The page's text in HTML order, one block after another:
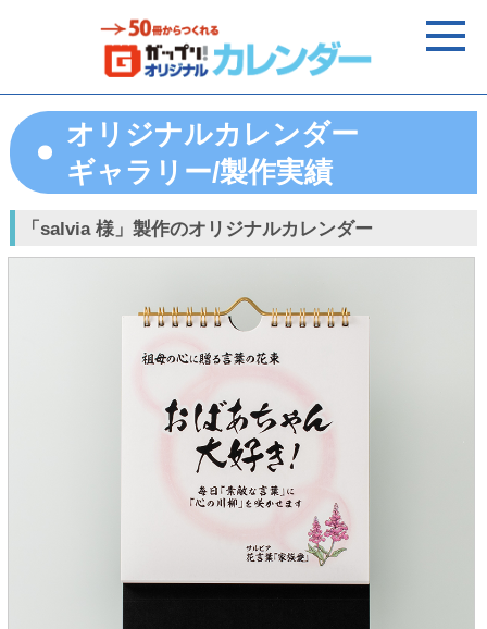
オリジナルカレンダー
ギャラリー/製作実績
「salvia 様」製作のオリジナルカレンダー